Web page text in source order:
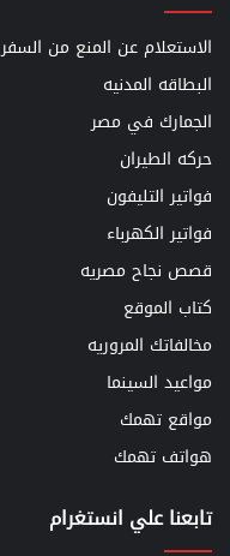
الاستعلام عن المنع من السفر
البطاقه المدنيه
الجمارك في مصر
حركه الطيران
فواتير التليفون
فواتير الكهرباء
قصص نجاح مصريه
كتاب الموقع
مخالفاتك المروريه
مواعيد السينما
مواقع تهمك
هواتف تهمك
تابعنا علي انستغرام